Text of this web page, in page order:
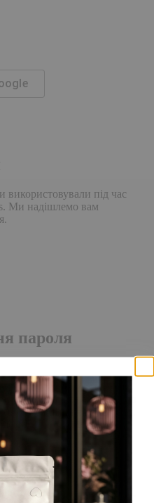
використовували під час
Ми надішлемо вам
пароля
пароля було надіслано на
до вашого облікового
зайняти кілька хвилин.
10 хвилин, перш ніж
за посиланням у листі,